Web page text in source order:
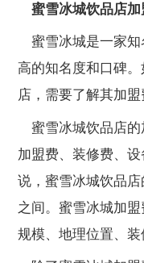
蜜雪冰城饮品店加
蜜雪冰城是一家知
高的知名度和口碑
店，需要了解其加盟
蜜雪冰城饮品店的
加盟费、装修费、
说，蜜雪冰城饮品
之间。蜜雪冰城加
规模、地理位置、装